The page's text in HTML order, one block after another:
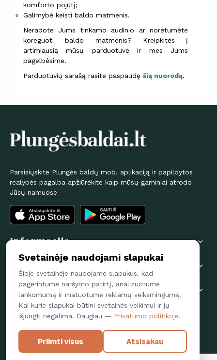
komforto pojūtį;
Galimybė keisti baldo matmenis.
Neradote Jums tinkamo audinio ar norėtumėte
koreguoti baldo matmenis? Kreipkitės į
artimiausią mūsų parduotuvę ir mes Jums
pagelbėsime.
Parduotuvių sarašą rasite paspaudę šią nuorodą.
Parsisiųskite Plungės baldų mob. aplikaciją ir papildytos
realybės pagalba apžiūrėkite kaip mūsų gaminiai atrodo
Jūsų namuose
Informacija 
Pirkėjams 
Susisiekime 
Sekite mus
FACEBOOK
Svetainėje naudojami slapukai
Šioje svetainėje naudojame slapukus, kad
pagerintume naršymo patirtį, analizuotume
lankomumą ir matuotume reklamų veiksmingumą.
Kai kurie slapukai būtini svetainės veikimui ir jų
išjungti negalima. Daugiau — Privatumo politikoje.
Priimti visus Atsisakau